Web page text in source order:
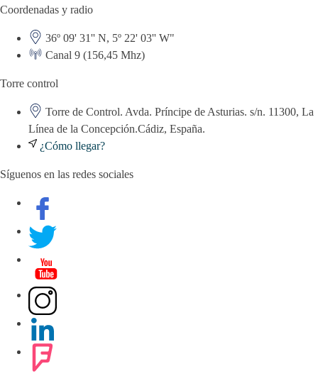
Coordenadas y radio
36º 09' 31'' N, 5º 22' 03'' W"
Canal 9 (156,45 Mhz)
Torre control
Torre de Control. Avda. Príncipe de Asturias. s/n. 11300, La
Línea de la Concepción.Cádiz, España.
¿Cómo llegar?
Síguenos en las redes sociales